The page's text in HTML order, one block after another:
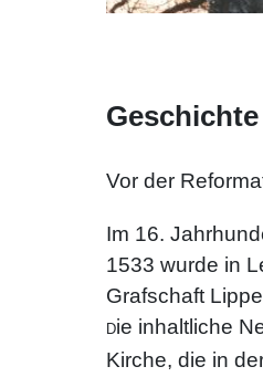
Vor der
Im 16.
1533 wurde in
Grafschaft
Die inhaltliche
Kirche, die in